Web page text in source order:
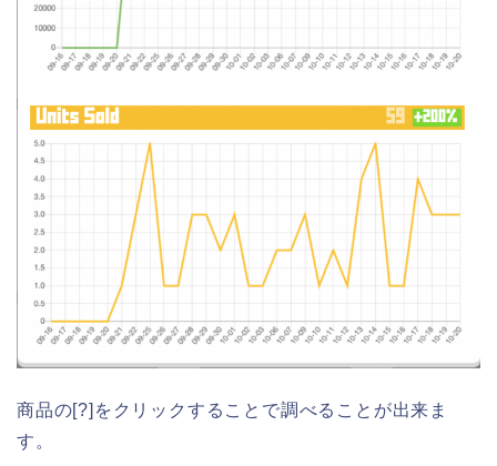
商品の[?]をクリックすることで調べることが出来ま
す。